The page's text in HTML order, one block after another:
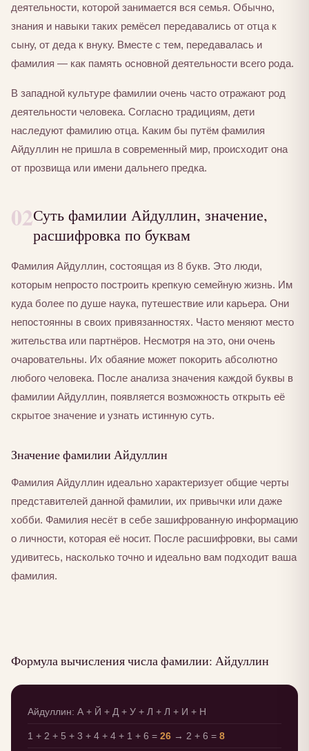
деятельности, которой занимается вся семья. Обычно,
знания и навыки таких ремёсел передавались от отца к
сыну, от деда к внуку. Вместе с тем, передавалась и
фамилия — как память основной деятельности всего рода.
В западной культуре фамилии очень часто отражают род
деятельности человека. Согласно традициям, дети
наследуют фамилию отца. Каким бы путём фамилия
Айдуллин не пришла в современный мир, происходит она
от прозвища или имени дальнего предка.
02Суть фамилии Айдуллин, значение,
расшифровка по буквам
Фамилия Айдуллин, состоящая из 8 букв. Это люди,
которым непросто построить крепкую семейную жизнь. Им
куда более по душе наука, путешествие или карьера. Они
непостоянны в своих привязанностях. Часто меняют место
жительства или партнёров. Несмотря на это, они очень
очаровательны. Их обаяние может покорить абсолютно
любого человека. После анализа значения каждой буквы в
фамилии Айдуллин, появляется возможность открыть её
скрытое значение и узнать истинную суть.
Значение фамилии Айдуллин
Фамилия Айдуллин идеально характеризует общие черты
представителей данной фамилии, их привычки или даже
хобби. Фамилия несёт в себе зашифрованную информацию
о личности, которая её носит. После расшифровки, вы сами
удивитесь, насколько точно и идеально вам подходит ваша
фамилия.
Формула вычисления числа фамилии: Айдуллин
Айдуллин: А + Й + Д + У + Л + Л + И + Н
1 + 2 + 5 + 3 + 4 + 4 + 1 + 6 = 26 → 2 + 6 = 8